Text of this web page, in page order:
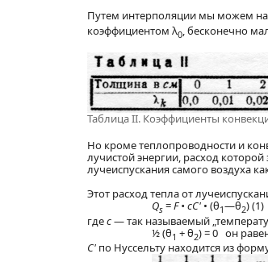
Путем интерполяции мы можем
коэффициентом λ0, бесконечно
Таблица ІІ. Коэффициенты
Но кроме теплопроводности и
лучистой энергии, расход
лучеиспускания самого воздуха
Этот расход тепла от
Qs =F • cC' • (θ1—θ2) (1)
гдеc— так называемый
½ (θ1 + θ2) = 0 он
C' по Нуссельту находится из